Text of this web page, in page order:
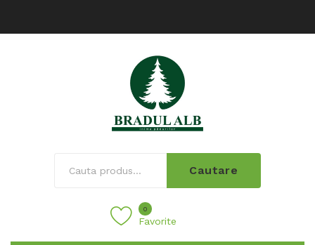
Cautare
0
Favorite